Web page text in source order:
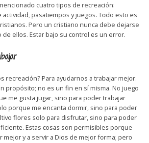
cuatro tipos de recreación:
actividad, pasatiempos y juegos. Todo esto es
Pero un cristiano nunca debe dejarse
ellos. Estar bajo su control es un error.
recreación? Para ayudarnos a trabajar mejor.
propósito; no es un fin en sí misma. No juego
me gusta jugar, sino para poder trabajar
porque me encanta dormir, sino para poder
flores solo para disfrutar, sino para poder
Estas cosas son permisibles porque
mejor y a servir a Dios de mejor forma; pero